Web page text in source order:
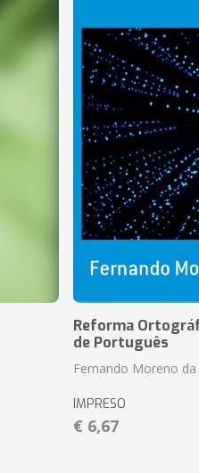
Reforma
de Português
Fernando Moreno da
IMPRESO
€ 6,67